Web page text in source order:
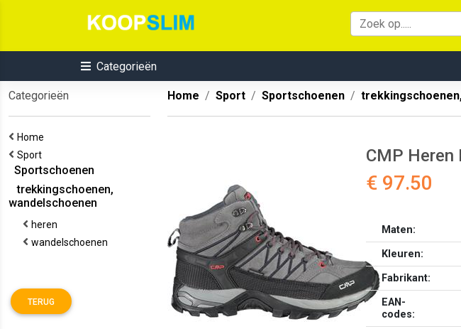
Categorieën
Categorieën
Home
Sport
Sportschoenen
trekkingschoenen,
wandelschoenen
heren
wandelschoenen
TERUG
Home Sport Sportschoenen
CMP Heren
€ 97.50
Maten:
Kleuren:
Fabrikant:
EAN-
codes: